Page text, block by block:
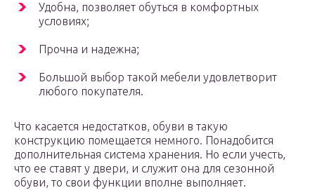
Удобна, позволяет обуться в комфортных
условиях;
Прочна и надежна;
Большой выбор такой мебели удовлетворит
любого покупателя.
Что касается недостатков, обуви в такую
конструкцию помещается немного. Понадобится
дополнительная система хранения. Но если учесть,
что ее ставят у двери, и служит она для сезонной
обуви, то свои функции вполне выполняет.